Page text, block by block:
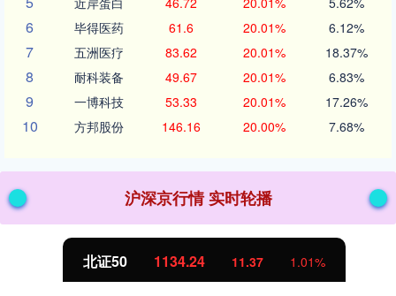
6 毕得医药 61.6 20.01% 6.12%
7 五洲医疗 83.62 20.01% 18.37%
8 耐科装备 49.67 20.01% 6.83%
9 一博科技 53.33 20.01% 17.26%
10 方邦股份 146.16 20.00% 7.68%
沪深京行情 实时轮播
北证50 1134.24 11.37 1.01%